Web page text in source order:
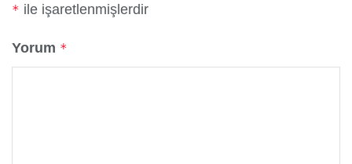
* ile işaretlenmişlerdir
Yorum *